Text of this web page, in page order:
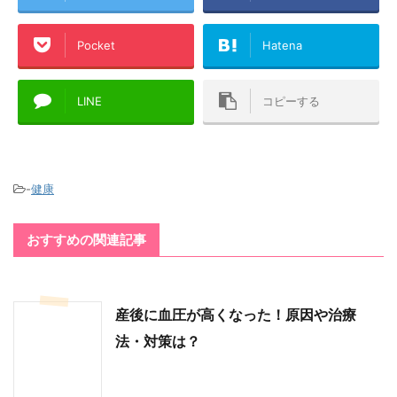
Pocket Hatena
LINE コピーする
-健康
おすすめの関連記事
産後に血圧が高くなった！原因や治療
法・対策は？